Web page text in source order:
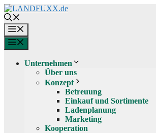
Zum
Inhalt
springen
Unternehmen
Über uns
Konzept
Betreuung
Einkauf und Sortimente
Ladenplanung
Marketing
Kooperation